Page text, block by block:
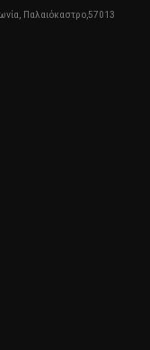
Παλαιόκαστρο,57013